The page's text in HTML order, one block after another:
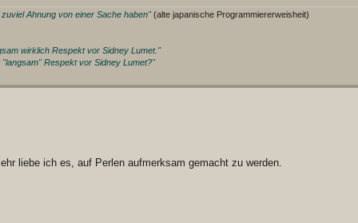
Ahnung von einer Sache haben"(alte japanische Programmiererweisheit)
wirklich Respekt vor Sidney Lumet."
Respekt vor Sidney Lumet?"
liebe ich es, auf Perlen aufmerksam gemacht zu werden.